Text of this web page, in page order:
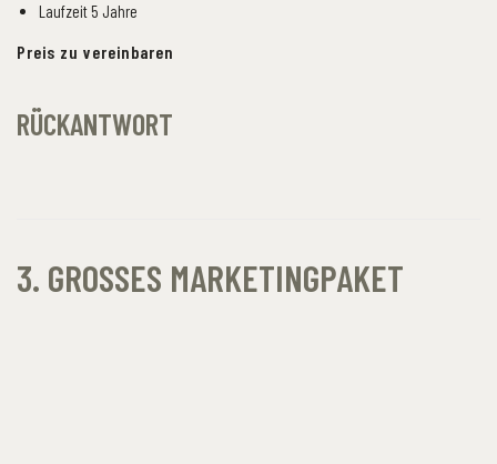
Laufzeit 5 Jahre
Preis zu vereinbaren
RÜCKANTWORT
3. GROSSES MARKETINGPAKET